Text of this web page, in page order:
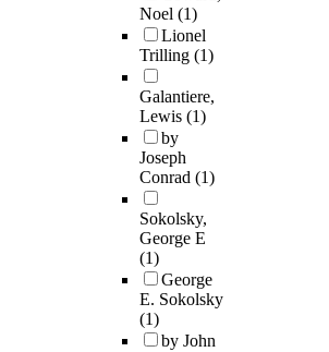
Noel (1)
Lionel
Trilling (1)
Galantiere,
Lewis (1)
by
Joseph
Conrad (1)
Sokolsky,
George E
(1)
George
E. Sokolsky
(1)
by John